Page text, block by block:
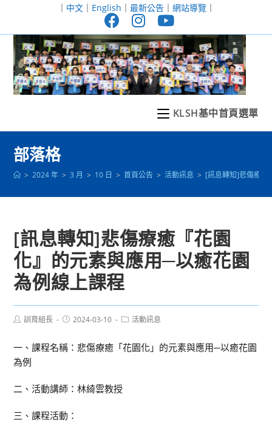
至
｜ 中文｜ English ｜ 最新公告｜ 網站導覽｜
KLSH基中首頁選單
部落格
> 2024 年 > 3 月 > 10 日 > 首頁公告 > 活動訊息 > [訊息轉知]悲傷療癒
[訊息轉知]悲傷療癒『花園
化』的元素與應用─以癒花園
為例線上課程
Post訓育組長
Post2024-03-10
Post活動訊息
一、課程名稱：悲傷療癒「花園化」的元素與應用─以癒花園
為例
二、活動講師：林綺雲教授
三、課程活動：